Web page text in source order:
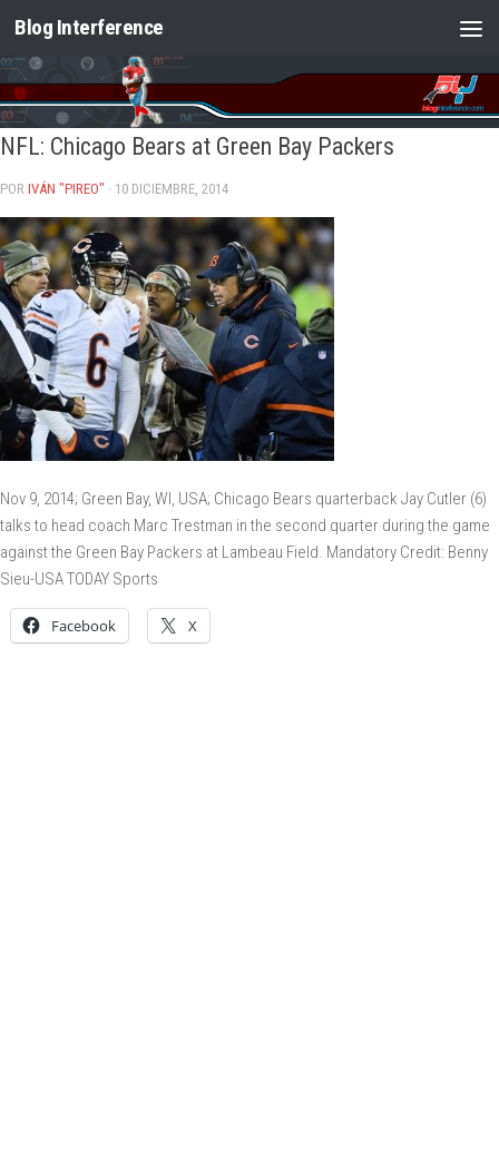
Saltar al contenido
Blog Interference
NFL: Chicago Bears at Green Bay Packers
POR IVÁN "PIREO" · 10 DICIEMBRE, 2014
Nov 9, 2014; Green Bay, WI, USA; Chicago Bears quarterback Jay Cutler (6)
talks to head coach Marc Trestman in the second quarter during the game
against the Green Bay Packers at Lambeau Field. Mandatory Credit: Benny
Sieu-USA TODAY Sports
Facebook X